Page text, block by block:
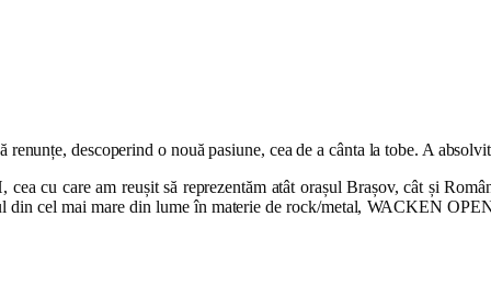
descoperind o nouă pasiune, cea de a cânta la tobe. A
cu care am reușit să reprezentăm atât orașul Brașov, cât și
cel mai mare din lume în materie de rock/metal, WACKEN